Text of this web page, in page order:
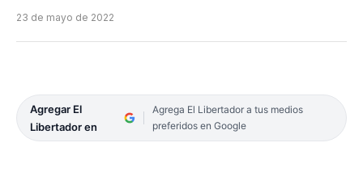
23 de mayo de 2022
Agregar El
Libertador en
Agrega El Libertador a tus medios
preferidos en Google